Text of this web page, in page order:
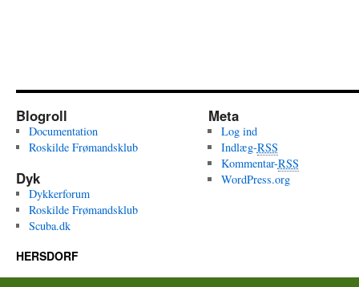
Blogroll
Documentation
Roskilde Frømandsklub
Dyk
Dykkerforum
Roskilde Frømandsklub
Scuba.dk
Meta
Log ind
Indlæg-RSS
Kommentar-RSS
WordPress.org
HERSDORF